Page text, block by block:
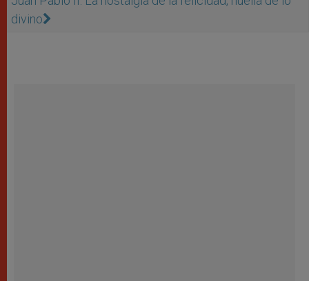
divino